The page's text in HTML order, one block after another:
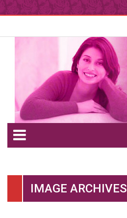
IMAGE ARCHIVES